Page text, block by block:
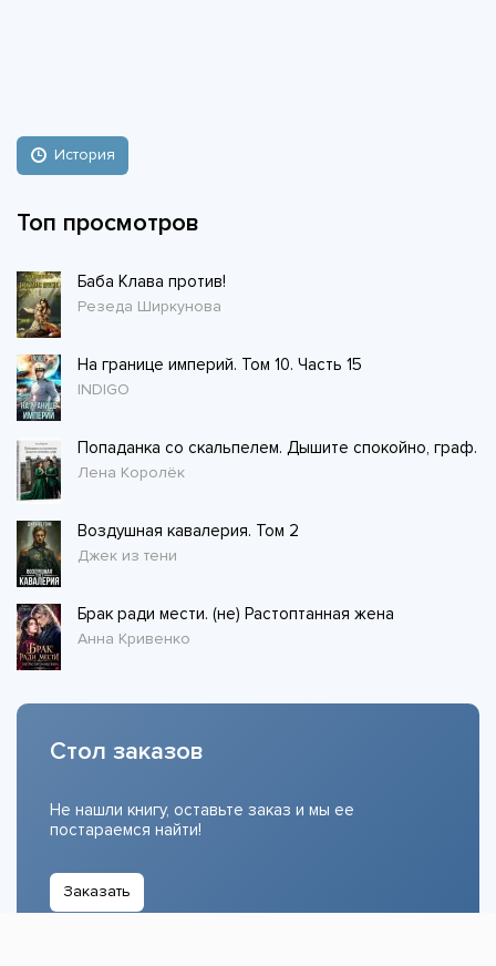
История
Топ просмотров
Баба Клава против!
Резеда Ширкунова
На границе империй. Том 10. Часть 15
INDIGO
Попаданка со скальпелем. Дышите спокойно, граф.
Лена Королёк
Воздушная кавалерия. Том 2
Джек из тени
Брак ради мести. (не) Растоптанная жена
Анна Кривенко
Стол заказов
Не нашли книгу, оставьте заказ и мы ее
постараемся найти!
Заказать